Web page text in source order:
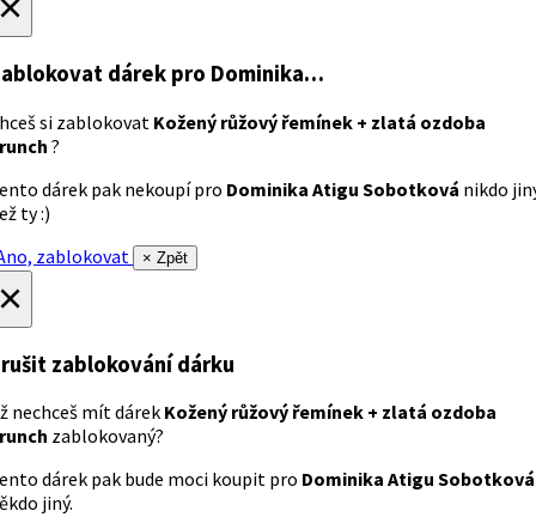
dárek pro Dominika…
si zablokovat Kožený růžový řemínek + zlatá ozdoba
?
dárek pak nekoupí pro Dominika Atigu Sobotková nikdo
ty :)
zablokovat
× Zpět
zablokování dárku
nechceš mít dárek Kožený růžový řemínek + zlatá ozdoba
zablokovaný?
dárek pak bude moci koupit pro Dominika Atigu Sobotková
jiný.